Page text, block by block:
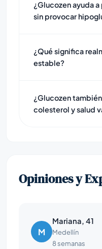
¿Glucozen ayuda
sin provocar
¿Qué significa
estable?
¿Glucozen
colesterol y salud
Opiniones y
M
Mariana, 41
Medellín
8 semanas